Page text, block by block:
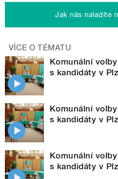
Jak nás naladíte
VÍCE O TÉMATU
Komunální
s kandidáty v
Komunální
s kandidáty v
Komunální
s kandidáty v